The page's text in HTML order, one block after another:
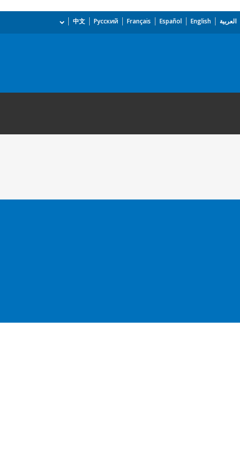
العربية English
Español
Français
Русский
中文